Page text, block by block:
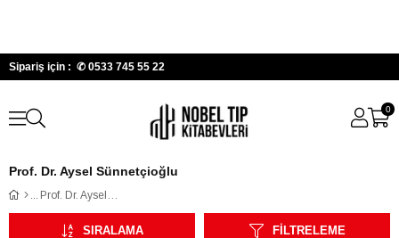
Sipariş için : ✆ 0533 745 55 22
0
Prof. Dr. Aysel Sünnetçioğlu
Prof. Dr. Aysel Sünnetçioğlu
FILTRELEME
SIRALAMA